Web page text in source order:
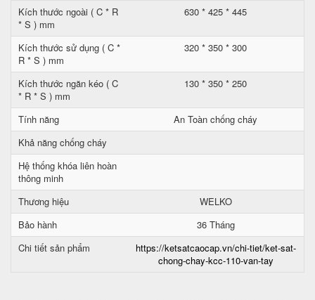
Kích thước ngoài ( C * R
* S ) mm
630 * 425 * 445
Kích thước sử dụng ( C *
R * S ) mm
320 * 350 * 300
Kích thước ngăn kéo ( C
* R * S ) mm
130 * 350 * 250
Tính năng
An Toàn chống cháy
Khả năng chống cháy
Hệ thống khóa liên hoàn
thông minh
Thương hiệu
WELKO
Bảo hành
36 Tháng
Chi tiết sản phẩm
https://ketsatcaocap.vn/chi-tiet/ket-sat-
chong-chay-kcc-110-van-tay